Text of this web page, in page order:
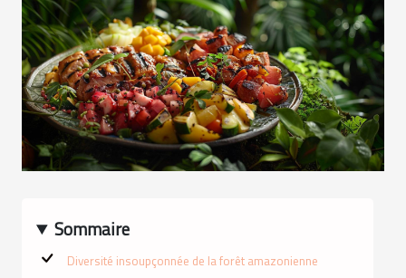
Sommaire
Diversité insoupçonnée de la forêt amazonienne